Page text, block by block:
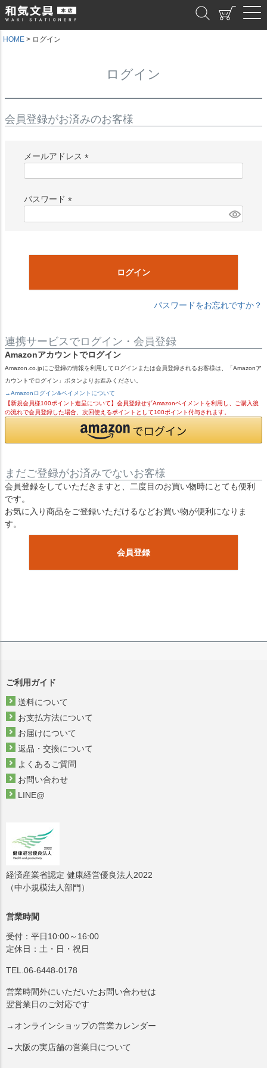
HOME ログイン
ログイン
会員登録がお済みのお客様
メールアドレス
)
パスワード
)
ログイン
パスワードをお忘れですか？
連携サービスでログイン・会員登録
Amazonアカウントでログイン
Amazon.co.jpにご登録の情報を利用してログインまたは会員登録されるお客様は、「Amazonア
カウントでログイン」ボタンよりお進みください。
→Amazonログイン&ペイメントについて
【新規会員様100ポイント進呈について】会員登録せずAmazonペイメントを利用し、ご購入後
の流れで会員登録した場合、次回使えるポイントとして100ポイント付与されます。
まだご登録がお済みでないお客様
会員登録をしていただきますと、二度目のお買い物時にとても便利
です。
お気に入り商品をご登録いただけるなどお買い物が便利になりま
す。
会員登録
ご利用ガイド
送料について
お支払方法について
お届けについて
返品・交換について
よくあるご質問
お問い合わせ
LINE@
経済産業省認定 健康経営優良法人2022
（中小規模法人部門）
営業時間
受付：平日10:00～16:00
定休日：土・日・祝日
TEL.06-6448-0178
営業時間外にいただいたお問い合わせは
翌営業日のご対応です
→オンラインショップの営業カレンダー
→大阪の実店舗の営業日について